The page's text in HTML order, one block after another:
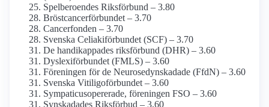
Spelberoendes Riksförbund – 3.80
Bröstcancer­förbundet – 3.70
Cancerfonden – 3.70
Svenska Celiaki­förbundet (SCF) – 3.70
De handikappades riksförbund (DHR) – 3.60
Dyslexi­förbundet (FMLS) – 3.60
Föreningen för de Neurosedyn­skadade (FfdN) – 3.60
Svenska Vitiligo­förbundet – 3.60
Sympaticus­opererade, föreningen FSO – 3.60
Synskadades Riksförbud – 3.60